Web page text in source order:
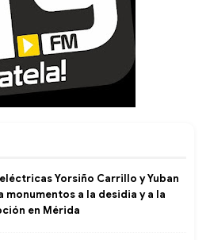
Yorsiño Carrillo y Yuban
monumentos a la desidia y a la
en Mérida